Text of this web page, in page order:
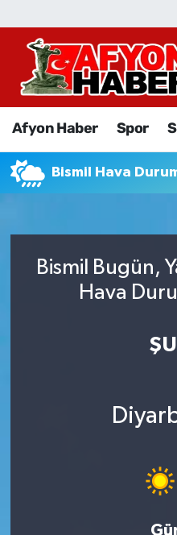
Afyon Haber Spor
Bismil Hava
Bismil Bugün,
Hava
Afyon Haber
Asayiş Yaşam
Eğitim